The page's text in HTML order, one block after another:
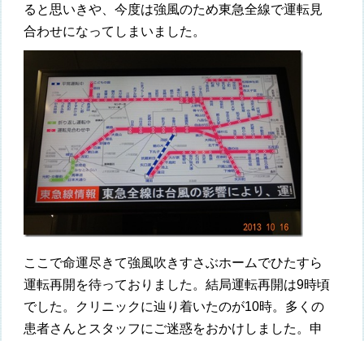
ると思いきや、今度は強風のため東急全線で運転見
合わせになってしまいました。
ここで命運尽きて強風吹きすさぶホームでひたすら
運転再開を待っておりました。結局運転再開は9時頃
でした。クリニックに辿り着いたのが10時。多くの
患者さんとスタッフにご迷惑をおかけしました。申